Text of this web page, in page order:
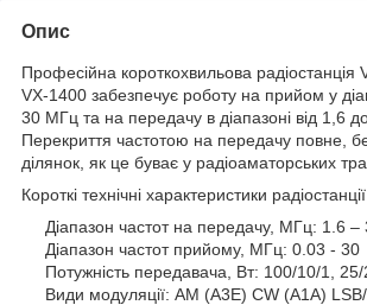
Опис
Професійна короткохвильова радіостанція
VX-1400 забезпечує роботу на прийом у
30 МГц та на передачу в діапазоні від 1,6
Перекриття частотою на передачу повне,
ділянок, як це буває у радіоаматорських
Короткі технічні характеристики
Діапазон частот на передачу, МГц: 1.6 –
Діапазон частот прийому, МГц: 0.03 - 30
Потужність передавача, Вт: 100/10/1, 25/
Види модуляції: AM (A3E) CW (A1A)